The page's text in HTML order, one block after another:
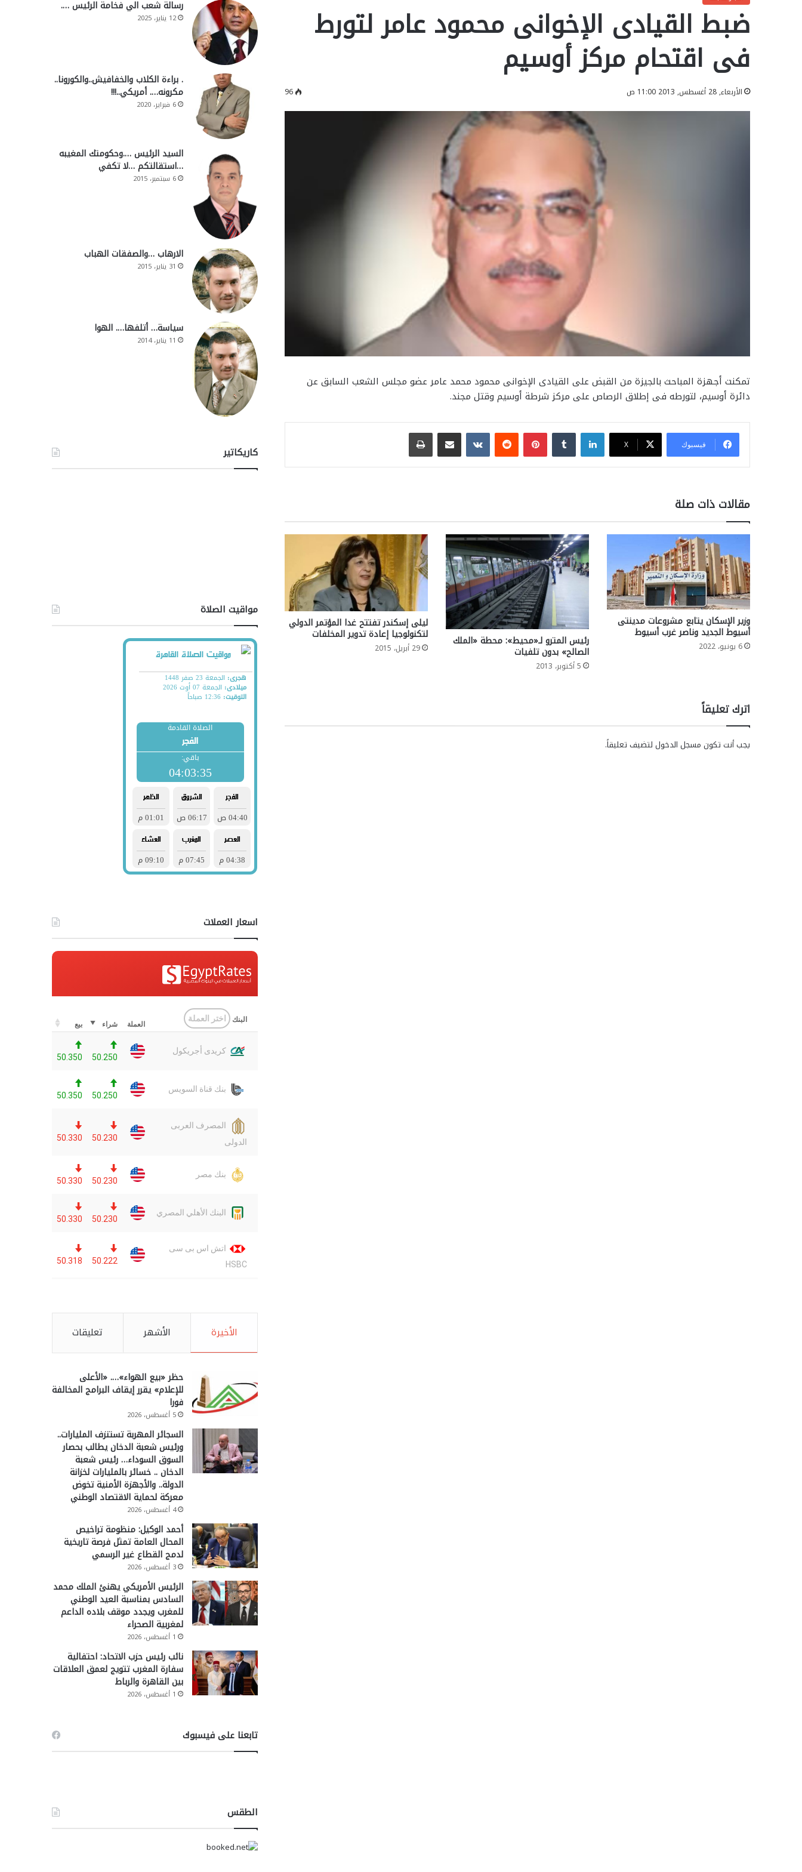
ضبط القيادى الإخوانى محمود عامر لتورط
فى اقتحام مركز أوسيم
الأربعاء, 28 أغسطس, 2013 11:00 ص 96
تمكنت أجهزة المباحث بالجيزة من القبض على القيادى الإخوانى محمود محمد عامر عضو مجلس الشعب السابق عن
دائرة أوسيم، لتورطه فى إطلاق الرصاص على مركز شرطة أوسيم وقتل مجند.
فيسبوك ‫X
لينكدإن بينتيريست مشاركة عبر البريد طباعة
مقالات ذات صلة
وزير الإسكان يتابع مشروعات مدينتى
أسيوط الجديد وناصر غرب أسيوط
6 يونيو، 2022 رئيس المترو لـ«محيط»: محطة «الملك
الصالح» بدون تلفيات
5 أكتوبر، 2013
ليلى إسكندر تفتتح غدا المؤتمر الدولي
لتكنولوجيا إعادة تدوير المخلفات
29 أبريل، 2015
اترك تعليقاً
يجب أنت تكون مسجل الدخول لتضيف تعليقاً.
رسالة شعب الي فخامة الرئيس ….
12 يناير، 2025
. براءة الكلاب والخفافيش..والكورونا..
مكرونه…. أمريكي..!!!
6 فبراير، 2020
السيد الرئيس ….وحكومتك المغيبه
…استقالتكم …لا تكفي
6 سبتمبر، 2015
الارهاب …والصفقات الهباب
31 يناير، 2015
سياسة… أتلفها…. الهوا
11 يناير، 2014
كاريكاتير
مواقيت الصلاة
اسعار العملات
الأخيرة الأشهر تعليقات
حظر «بيع الهواء»…. «الأعلى
للإعلام» يقرر إيقاف البرامج المخالفة
فورا
5 أغسطس، 2026
السجائر المهربة تستنزف المليارات..
ورئيس شعبة الدخان يطالب بحصار
السوق السوداء… رئيس شعبة
الدخان .. خسائر بالمليارات لخزانة
الدولة.. والأجهزة الأمنية تخوض
معركة لحماية الاقتصاد الوطني
4 أغسطس، 2026
أحمد الوكيل: منظومة تراخيص
المحال العامة تمثل فرصة تاريخية
لدمج القطاع غير الرسمي
3 أغسطس، 2026
الرئيس الأمريكي يهنئ الملك محمد
السادس بمناسبة العيد الوطني
للمغرب ويجدد موقف بلاده الداعم
لمغربية الصحراء
1 أغسطس، 2026
نائب رئيس حزب الاتحاد: احتفالية
سفارة المغرب تتويج لعمق العلاقات
بين القاهرة والرباط
1 أغسطس، 2026
تابعنا على فيسبوك
الطقس